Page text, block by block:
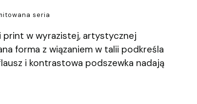
seria
w wyrazistej, artystycznej
forma z wiązaniem w talii podkreśla
i kontrastowa podszewka nadają